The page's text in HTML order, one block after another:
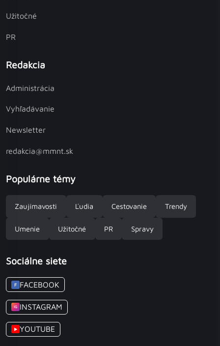
Užitočné
PR
Redakcia
Administrácia
Vyhľadávanie
Newsletter
redakcia@mmnt.sk
Populárne témy
Zaujímavosti Ľudia Cestovanie Trendy
Umenie Užitočné PR Spravy
Sociálne siete
F FACEBOOK
IG INSTAGRAM
▶ YOUTUBE